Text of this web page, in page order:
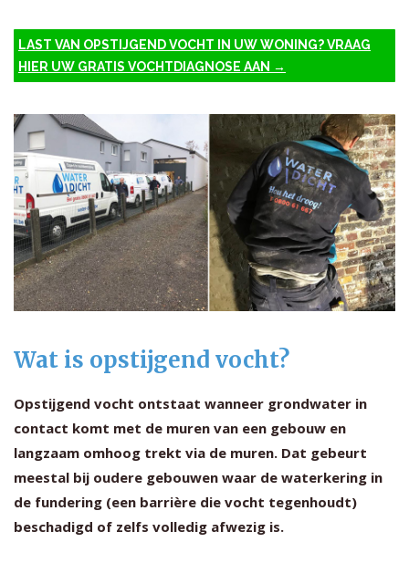
LAST VAN OPSTIJGEND VOCHT IN UW WONING? VRAAG
HIER UW GRATIS VOCHTDIAGNOSE AAN →
Wat is opstijgend vocht?
Opstijgend vocht ontstaat wanneer grondwater in
contact komt met de muren van een gebouw en
langzaam omhoog trekt via de muren. Dat gebeurt
meestal bij oudere gebouwen waar de waterkering in
de fundering (een barrière die vocht tegenhoudt)
beschadigd of zelfs volledig afwezig is.